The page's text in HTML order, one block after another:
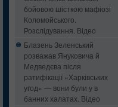
бойовою шісткою мафіозі
Коломойського.
Розслідування. Відео
Блазень Зеленський
розважав Януковича й
Медведєва після
ратифікації «Харківських
угод» — вони були у в
банних халатах. Відео